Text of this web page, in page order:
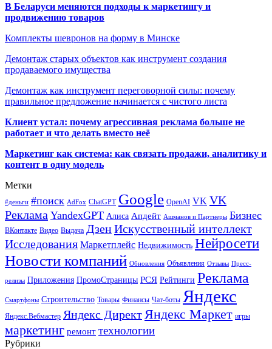
В Беларуси меняются подходы к маркетингу и
продвижению товаров
Комплекты шевронов на форму в Минске
Демонтаж старых объектов как инструмент создания
продаваемого имущества
Демонтаж как инструмент переговорной силы: почему
правильное предложение начинается с чистого листа
Клиент устал: почему агрессивная реклама больше не
работает и что делать вместо неё
Маркетинг как система: как связать продажи, аналитику и
контент в одну модель
Метки
#деньги #поиск AdFox ChatGPT Google OpenAI VK VK
Реклама YandexGPT Алиса Апдейт Ашманов и Партнеры Бизнес
ВКонтакте Видео Выдача ДзенИскусственный интеллект
Исследования Маркетплейс Недвижимость Нейросети
Новости компаний Обновления Объявления Отзывы Пресс-
релизы Приложения ПромоСтраницы РСЯ Рейтинги Реклама
Смартфоны Строительство Товары Финансы Чат-боты Яндекс
Яндекс.Вебмастер Яндекс Директ Яндекс Маркет игры
маркетинг ремонт технологии
Рубрики